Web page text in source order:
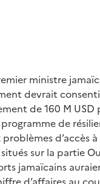
ministre
devrait
de 160 M
de
d’accès à
sur la partie
jamaïcains
d’affaires au